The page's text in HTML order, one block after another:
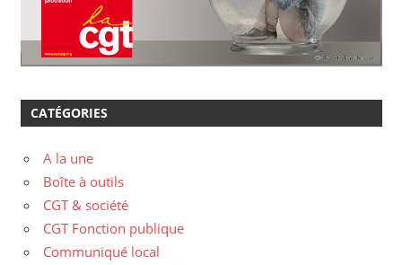
CATÉGORIES
A la une
Boîte à outils
CGT & société
CGT Fonction publique
Communiqué local